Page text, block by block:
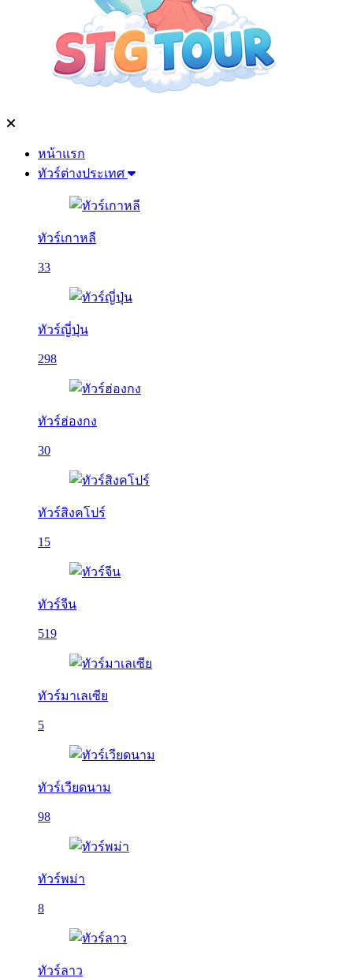
หน้าแรก
ทัวร์ต่างประเทศ
ทัวร์เกาหลี
33
ทัวร์ญี่ปุ่น
298
ทัวร์ฮ่องกง
30
ทัวร์สิงคโปร์
15
ทัวร์จีน
519
ทัวร์มาเลเซีย
5
ทัวร์เวียดนาม
98
ทัวร์พม่า
8
ทัวร์ลาว